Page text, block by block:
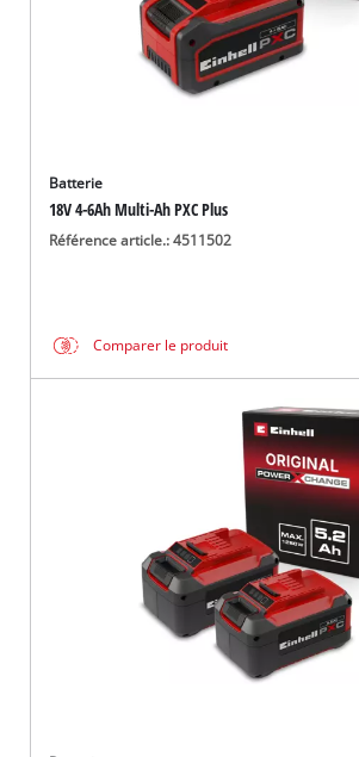
Batterie
18V 4-6Ah Multi-Ah PXC Plus
Référence article.: 4511502
Comparer le produit